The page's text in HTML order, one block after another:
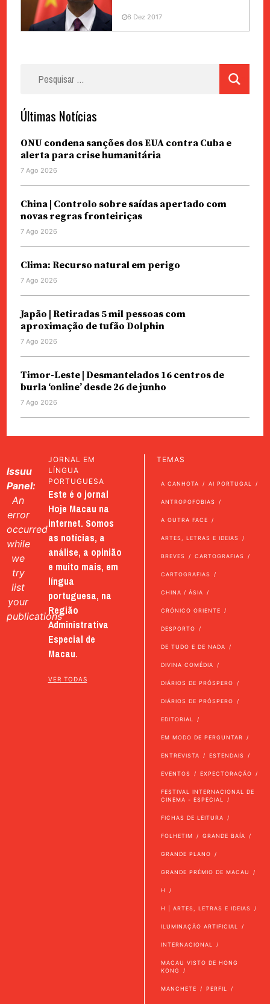
6 Dez 2017
Últimas Notícias
ONU condena sanções dos EUA contra Cuba e
alerta para crise humanitária
7 Ago 2026
China | Controlo sobre saídas apertado com
novas regras fronteiriças
7 Ago 2026
Clima: Recurso natural em perigo
7 Ago 2026
Japão | Retiradas 5 mil pessoas com
aproximação de tufão Dolphin
7 Ago 2026
Timor-Leste | Desmantelados 16 centros de
burla ‘online’ desde 26 de junho
7 Ago 2026
Issuu
Panel:
An
error
occurred
while
we
try
list
your
publications
JORNAL EM
LÍNGUA
PORTUGUESA
Este é o jornal
Hoje Macau na
internet. Somos
as notícias, a
análise, a opinião
e muito mais, em
língua
portuguesa, na
Região
Administrativa
Especial de
Macau.
VER TODAS
TEMAS
A CANHOTA AI PORTUGAL
ANTROPOFOBIAS
A OUTRA FACE
ARTES, LETRAS E IDEIAS
BREVES CARTOGRAFIAS
CARTOGRAFIAS
CHINA / ÁSIA
CRÓNICO ORIENTE
DESPORTO
DE TUDO E DE NADA
DIVINA COMÉDIA
DIÁRIOS DE PRÓSPERO
DIÁRIOS DE PRÓSPERO
EDITORIAL
EM MODO DE PERGUNTAR
ENTREVISTA ESTENDAIS
EVENTOS EXPECTORAÇÃO
FESTIVAL INTERNACIONAL DE
CINEMA - ESPECIAL
FICHAS DE LEITURA
FOLHETIM GRANDE BAÍA
GRANDE PLANO
GRANDE PRÉMIO DE MACAU
H
H | ARTES, LETRAS E IDEIAS
ILUMINAÇÃO ARTIFICIAL
INTERNACIONAL
MACAU VISTO DE HONG
KONG
MANCHETE PERFIL